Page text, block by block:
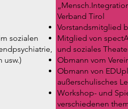
sozialen
usw.)
Verband Tirol
Vorstandsmitglied
Mitglied von
und soziales
Obmann vom
Obmann von
außerschulisches
Workshop- und
verschiedenen